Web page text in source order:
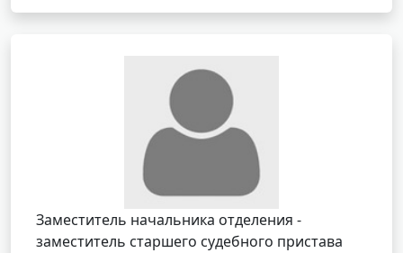
Заместитель начальника отделения -
заместитель старшего судебного пристава